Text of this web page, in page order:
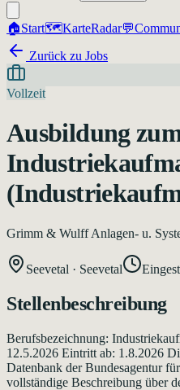
🏠Start🗺️KarteRadar💬
Zurück zu Jobs
Vollzeit
Ausbildung
Grimm & Wulff Anlagen- u.
Seevetal · Seevetal
Stellenbeschreibung
Berufsbezeichnung:
12.5.2026 Eintritt ab: 1.8.2026
Datenbank der Bundesagentur
vollständige Beschreibung über